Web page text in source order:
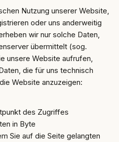
Nutzung unserer Website,
oder uns anderweitig
wir nur solche Daten,
übermittelt (sog.
unsere Website aufrufen,
die für uns technisch
Website anzuzeigen:
des Zugriffes
in Byte
Sie auf die Seite gelangten